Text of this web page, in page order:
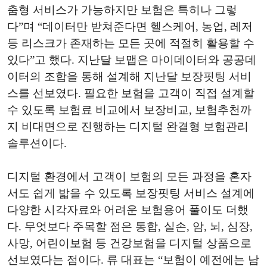
춤형 서비스가 가능하지만 보험은 특히나 그렇
다”며 “데이터만 받쳐준다면 헬스케어, 농업, 레저
등 리스크가 존재하는 모든 곳에 적절히 활용할 수
있다”고 했다. 지난달 보맵은 마이데이터와 공공데
이터의 조합을 통해 설계해 지난달 보장핏팅 서비
스를 선보였다. 필요한 보험을 고객이 직접 설계할
수 있도록 보험료 비교에서 보장비교, 보험추천까
지 비대면으로 진행하는 디지털 완결형 보험관리
솔루션이다.
디지털 환경에서 고객이 보험의 모든 과정을 혼자
서도 쉽게 밟을 수 있도록 보장핏팅 서비스 설계에
다양한 시각자료와 어려운 보험용어 풀이도 더했
다. 무엇보다 주목할 점은 통합, 실손, 암, 뇌, 심장,
사망, 어린이보험 등 건강보험을 디지털 상품으로
선보였다는 점이다. 류 대표는 “보험이 예전에는 남